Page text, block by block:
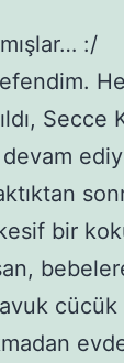
:/
efendim.
devam
bir
cücük